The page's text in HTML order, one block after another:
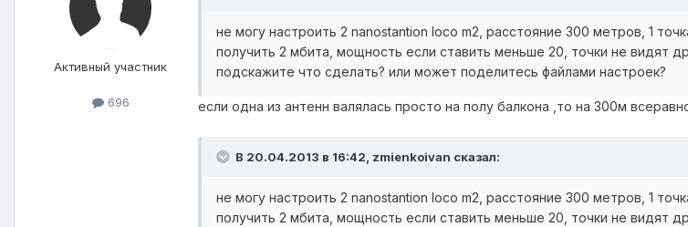
Активный участник
696
не могу настроить 2 nanostantion loco m2, расстояние 300 метров, 1
получить 2 мбита, мощность если ставить меньше 20, точки не видят
подскажите что сделать? или может поделитесь файлами настроек?
если одна из антенн валялась просто на полу балкона ,то на 300м
В 20.04.2013 в 16:42, zmienkoivan сказал:
не могу настроить 2 nanostantion loco m2, расстояние 300 метров, 1
получить 2 мбита, мощность если ставить меньше 20, точки не видят